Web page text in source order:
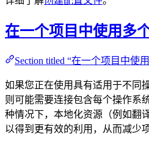
在一个项目中使用多
Section titled “在一个项目中使
如果您正在使用具有适用于不同
则可能需要连接包含每个操作系
种情况下，本地化资源（例如翻
以得到更有效的利用，从而减少